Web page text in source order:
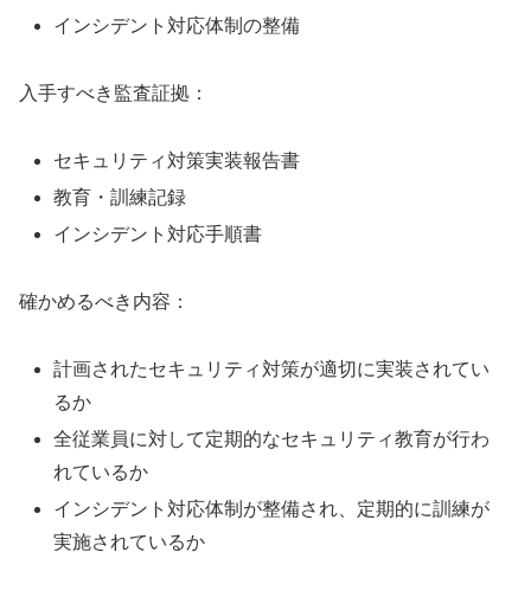
インシデント対応体制の整備
入手すべき監査証拠：
セキュリティ対策実装報告書
教育・訓練記録
インシデント対応手順書
確かめるべき内容：
計画されたセキュリティ対策が適切に実装されてい
るか
全従業員に対して定期的なセキュリティ教育が行わ
れているか
インシデント対応体制が整備され、定期的に訓練が
実施されているか